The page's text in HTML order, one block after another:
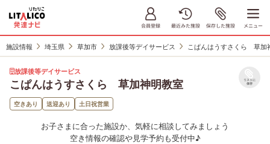
施設情報 埼玉県 草加市 放課後等デイサービス こぱんはうすさくら 草加
放課後等デイサービス
こぱんはうすさくら 草加神明教室 リストに
保存
空きあり 送迎あり 土日祝営業
お子さまに合った施設か、気軽に相談してみましょう
空き情報の確認や見学予約も受付中♪